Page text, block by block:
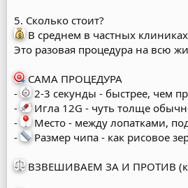
5. Сколько стоит?
В среднем в частных
Это разовая процедура на всю
САМА ПРОЦЕДУРА
-
2-3 секунды - быстрее, чем
-
Игла 12G - чуть толще
-
Место - между лопатками,
-
Размер чипа - как рисовое
ВЗВЕШИВАЕМ ЗА И ПРОТИВ